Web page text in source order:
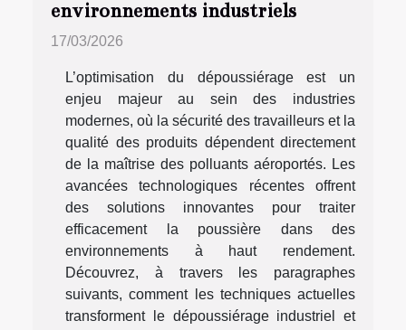
environnements industriels
17/03/2026
L’optimisation du dépoussiérage est un
enjeu majeur au sein des industries
modernes, où la sécurité des travailleurs et la
qualité des produits dépendent directement
de la maîtrise des polluants aéroportés. Les
avancées technologiques récentes offrent
des solutions innovantes pour traiter
efficacement la poussière dans des
environnements à haut rendement.
Découvrez, à travers les paragraphes
suivants, comment les techniques actuelles
transforment le dépoussiérage industriel et